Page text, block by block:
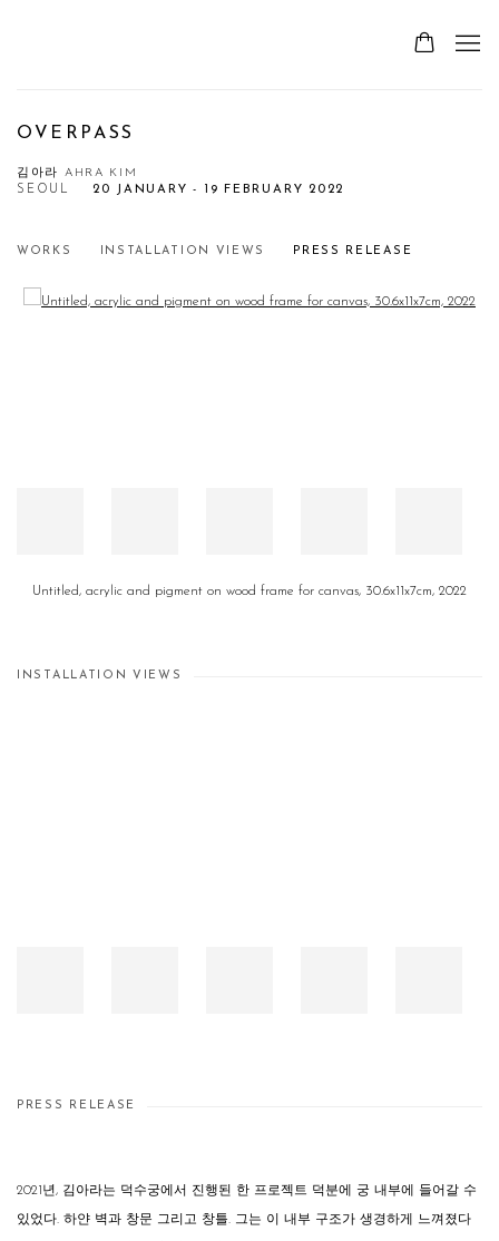
OVERPASS
김아라 AHRA KIM
20 JANUARY - 19 FEBRUARY 2022
SEOUL
WORKS INSTALLATION VIEWS PRESS RELEASE
Open a larger version of the following image in a popup:
Untitled, acrylic and pigment on wood frame for canvas, 30.6x11x7cm, 2022
INSTALLATION VIEWS
PRESS RELEASE
2021년, 김아라는 덕수궁에서 진행된 한 프로젝트 덕분에 궁 내부에 들어갈 수
있었다. 하얀 벽과 창문 그리고 창틀. 그는 이 내부 구조가 생경하게 느껴졌다